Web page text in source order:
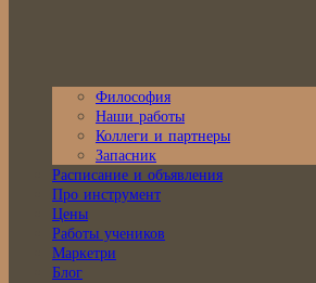
Философия
Наши работы
Коллеги и партнеры
Запасник
Расписание и объявления
Про инструмент
Цены
Работы учеников
Маркетри
Блог